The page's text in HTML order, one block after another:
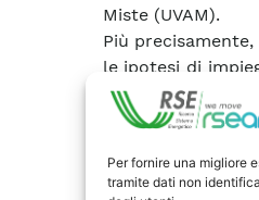
Per fornire una migliore
tramite dati non
Miste (UVAM).
Più
le ipotesi di
bilanciamento
deposito dei
sistema e delle